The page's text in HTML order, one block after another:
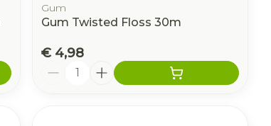
Gum
Gum Twisted Floss 30m
€ 4,98
Aantal